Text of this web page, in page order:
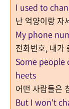
I used to
난 억양이랑 자
My phone
전화번호, 내가
Some people
heets
어떤 사람들은
But I won't